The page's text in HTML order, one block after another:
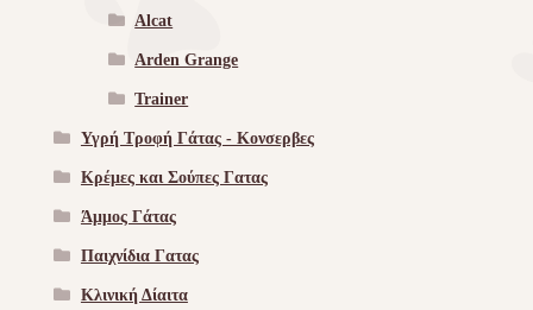
Alcat
Arden Grange
Trainer
Υγρή Τροφή Γάτας - Kονσερβες
Κρέμες και Σούπες Γατας
Άμμος Γάτας
Παιχνίδια Γατας
Κλινική Δίαιτα